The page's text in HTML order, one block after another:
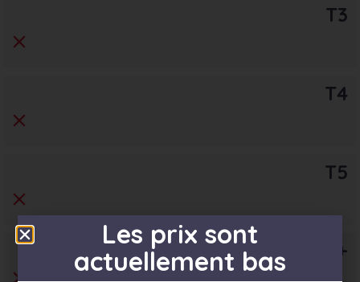
T3
T4
T5
T6+
Les prix sont
actuellement bas